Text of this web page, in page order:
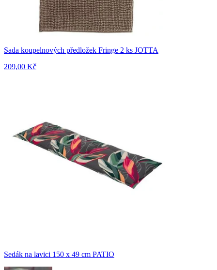
Sada koupelnových předložek Fringe 2 ks JOTTA
209,00 Kč
Sedák na lavici 150 x 49 cm PATIO